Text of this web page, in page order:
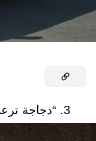
3. “دجاجة ترعى هُريرات خائفة أثناء عاصفة”